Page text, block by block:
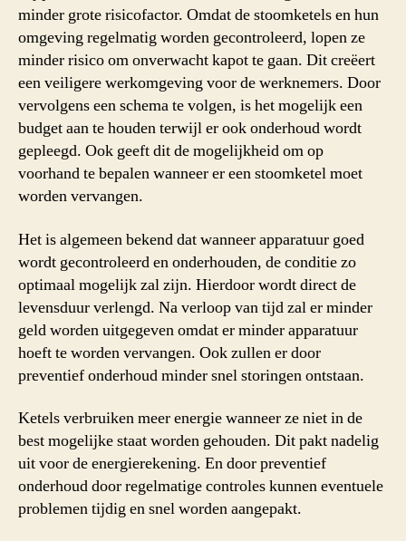
minder grote risicofactor. Omdat de stoomketels en hun
omgeving regelmatig worden gecontroleerd, lopen ze
minder risico om onverwacht kapot te gaan. Dit creëert
een veiligere werkomgeving voor de werknemers. Door
vervolgens een schema te volgen, is het mogelijk een
budget aan te houden terwijl er ook onderhoud wordt
gepleegd. Ook geeft dit de mogelijkheid om op
voorhand te bepalen wanneer er een stoomketel moet
worden vervangen.
Het is algemeen bekend dat wanneer apparatuur goed
wordt gecontroleerd en onderhouden, de conditie zo
optimaal mogelijk zal zijn. Hierdoor wordt direct de
levensduur verlengd. Na verloop van tijd zal er minder
geld worden uitgegeven omdat er minder apparatuur
hoeft te worden vervangen. Ook zullen er door
preventief onderhoud minder snel storingen ontstaan.
Ketels verbruiken meer energie wanneer ze niet in de
best mogelijke staat worden gehouden. Dit pakt nadelig
uit voor de energierekening. En door preventief
onderhoud door regelmatige controles kunnen eventuele
problemen tijdig en snel worden aangepakt.